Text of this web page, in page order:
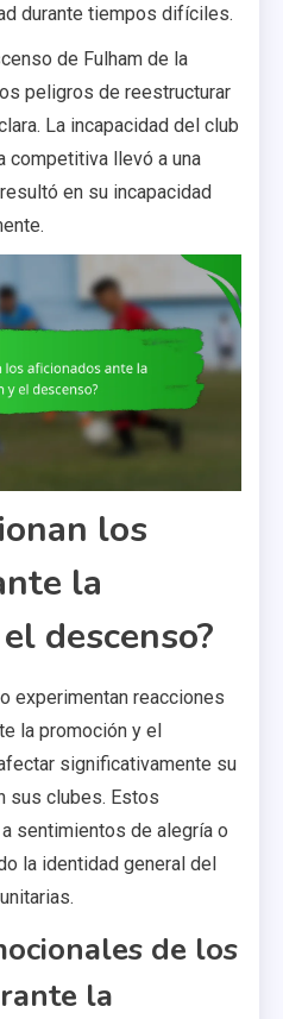
durante tiempos difíciles.
de Fulham de la
peligros de reestructurar
La incapacidad del club
competitiva llevó a una
en su incapacidad
los
la
descenso?
experimentan reacciones
la promoción y el
significativamente su
sus clubes. Estos
sentimientos de alegría o
la identidad general del
de los
la